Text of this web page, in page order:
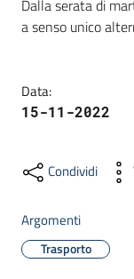
dati
Argomenti
Dalla serata di
a senso unico
Data:
15-11-2022
Condividi
Argomenti
Trasporto